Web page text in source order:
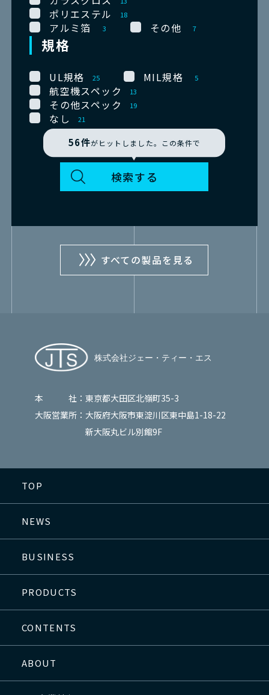
すべての製品を見る
ポリエステル 18
アルミ箔 3 その他 7
規格
UL規格 25 MIL規格 5
航空機スペック 13
その他スペック 19
なし 21
56件がヒットしました。この条件で
本 社： 東京都大田区北嶺町35-3
大阪営業所： 大阪府大阪市東淀川区東中島1-18-22
新大阪丸ビル別館9F
TOP
NEWS
BUSINESS
PRODUCTS
CONTENTS
ABOUT